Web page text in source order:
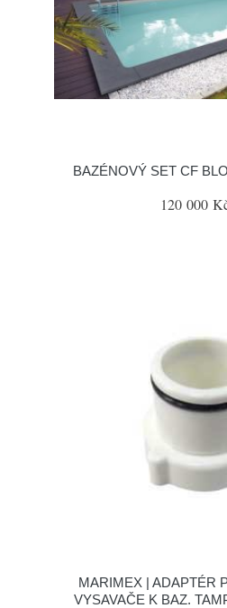
BAZÉNOVÝ SET CF
120 000
MARIMEX | ADAPTÉR
VYSAVAČE K BAZ.